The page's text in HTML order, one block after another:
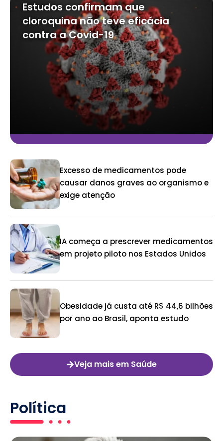
Estudos confirmam que
cloroquina não teve eficácia
contra a Covid-19
Excesso de medicamentos pode
causar danos graves ao organismo e
exige atenção
IA começa a prescrever medicamentos
em projeto piloto nos Estados Unidos
Obesidade já custa até R$ 44,6 bilhões
por ano ao Brasil, aponta estudo
Veja mais em Saúde
Política